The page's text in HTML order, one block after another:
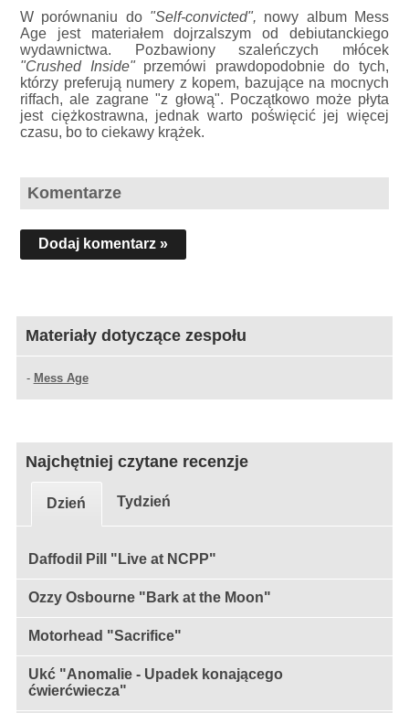
W porównaniu do "Self-convicted", nowy album Mess
Age jest materiałem dojrzalszym od debiutanckiego
wydawnictwa. Pozbawiony szaleńczych młócek
"Crushed Inside"przemówi prawdopodobnie do tych,
którzy preferują numery z kopem, bazujące na mocnych
riffach, ale zagrane "z głową". Początkowo może płyta
jest ciężkostrawna, jednak warto poświęcić jej więcej
czasu, bo to ciekawy krążek.
Komentarze
Dodaj komentarz »
Materiały dotyczące zespołu
- Mess Age
Najchętniej czytane recenzje
Dzień Tydzień
Daffodil Pill "Live at NCPP"
Ozzy Osbourne "Bark at the Moon"
Motorhead "Sacrifice"
Ukć "Anomalie - Upadek konającego
ćwierćwiecza"